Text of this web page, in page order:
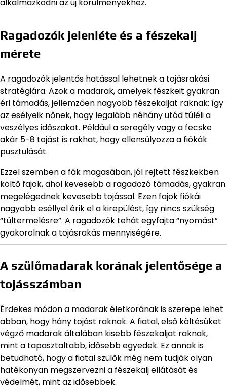
alkalmazkodni az új körülményekhez.
Ragadozók jelenléte és a fészekalj
mérete
A ragadozók jelentős hatással lehetnek a tojásrakási
stratégiára. Azok a madarak, amelyek fészkeit gyakran
éri támadás, jellemzően nagyobb fészekaljat raknak: így
az esélyeik nőnek, hogy legalább néhány utód túléli a
veszélyes időszakot. Például a seregély vagy a fecske
akár 5-8 tojást is rakhat, hogy ellensúlyozza a fiókák
pusztulását.
Ezzel szemben a fák magasában, jól rejtett fészkekben
költő fajok, ahol kevesebb a ragadozó támadás, gyakran
megelégednek kevesebb tojással. Ezen fajok fiókái
nagyobb eséllyel érik el a kirepülést, így nincs szükség
“túltermelésre”. A ragadozók tehát egyfajta “nyomást”
gyakorolnak a tojásrakás mennyiségére.
A szülőmadarak korának jelentősége a
tojásszámban
Érdekes módon a madarak életkorának is szerepe lehet
abban, hogy hány tojást raknak. A fiatal, első költésüket
végző madarak általában kisebb fészekaljat raknak,
mint a tapasztaltabb, idősebb egyedek. Ez annak is
betudható, hogy a fiatal szülők még nem tudják olyan
hatékonyan megszervezni a fészekalj ellátását és
védelmét, mint az idősebbek.